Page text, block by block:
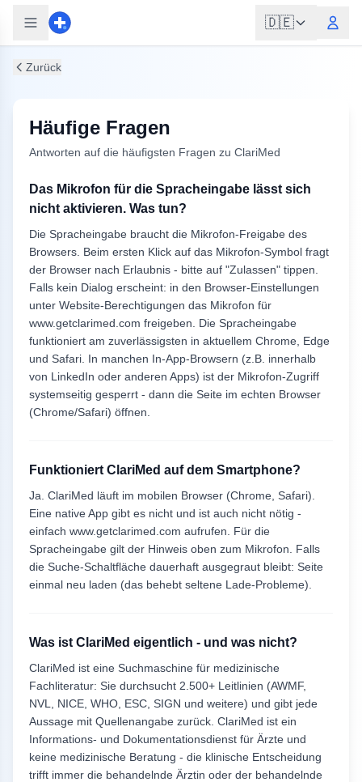
🇩🇪
Zurück
Häufige Fragen
Antworten auf die häufigsten Fragen zu ClariMed
Das Mikrofon für die Spracheingabe lässt sich
nicht aktivieren. Was tun?
Die Spracheingabe braucht die Mikrofon-Freigabe des
Browsers. Beim ersten Klick auf das Mikrofon-Symbol fragt
der Browser nach Erlaubnis - bitte auf "Zulassen" tippen.
Falls kein Dialog erscheint: in den Browser-Einstellungen
unter Website-Berechtigungen das Mikrofon für
www.getclarimed.com freigeben. Die Spracheingabe
funktioniert am zuverlässigsten in aktuellem Chrome, Edge
und Safari. In manchen In-App-Browsern (z.B. innerhalb
von LinkedIn oder anderen Apps) ist der Mikrofon-Zugriff
systemseitig gesperrt - dann die Seite im echten Browser
(Chrome/Safari) öffnen.
Funktioniert ClariMed auf dem Smartphone?
Ja. ClariMed läuft im mobilen Browser (Chrome, Safari).
Eine native App gibt es nicht und ist auch nicht nötig -
einfach www.getclarimed.com aufrufen. Für die
Spracheingabe gilt der Hinweis oben zum Mikrofon. Falls
die Suche-Schaltfläche dauerhaft ausgegraut bleibt: Seite
einmal neu laden (das behebt seltene Lade-Probleme).
Was ist ClariMed eigentlich - und was nicht?
ClariMed ist eine Suchmaschine für medizinische
Fachliteratur: Sie durchsucht 2.500+ Leitlinien (AWMF,
NVL, NICE, WHO, ESC, SIGN und weitere) und gibt jede
Aussage mit Quellenangabe zurück. ClariMed ist ein
Informations- und Dokumentationsdienst für Ärzte und
keine medizinische Beratung - die klinische Entscheidung
trifft immer die behandelnde Ärztin oder der behandelnde